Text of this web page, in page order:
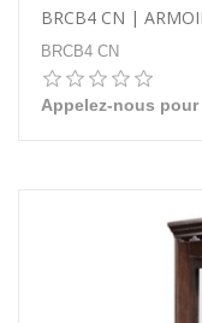
BRCB4 CN |
BRCB4 CN
Appelez-nous